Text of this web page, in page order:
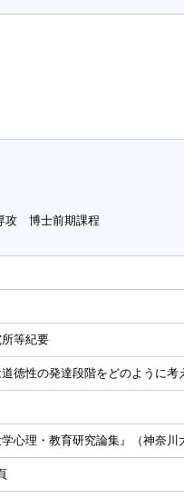
攻 博士前期課程
等紀要
道徳性の発達段階をどのように
学心理・教育研究論集』（神奈川